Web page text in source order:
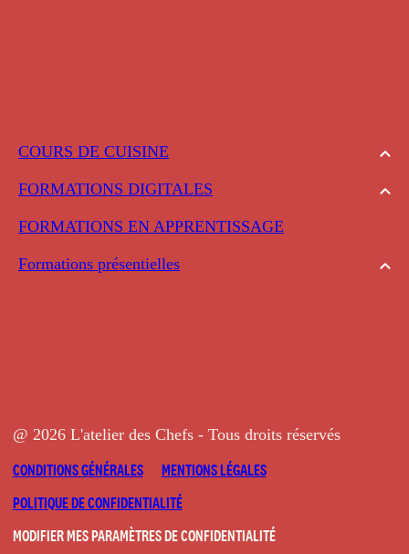
COURS DE CUISINE
FORMATIONS DIGITALES
FORMATIONS EN APPRENTISSAGE
Formations présentielles
@ 2026 L'atelier des Chefs - Tous droits réservés
CONDITIONS GÉNÉRALES
MENTIONS LÉGALES
POLITIQUE DE CONFIDENTIALITÉ
MODIFIER MES PARAMÈTRES DE CONFIDENTIALITÉ